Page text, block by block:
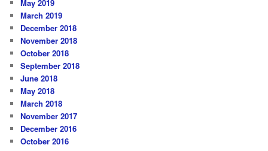
May 2019
March 2019
December 2018
November 2018
October 2018
September 2018
June 2018
May 2018
March 2018
November 2017
December 2016
October 2016